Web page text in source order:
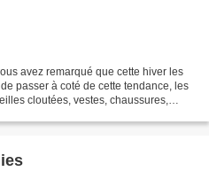
avez remarqué que cette hiver les
passer à coté de cette tendance, les
cloutées, vestes, chaussures,